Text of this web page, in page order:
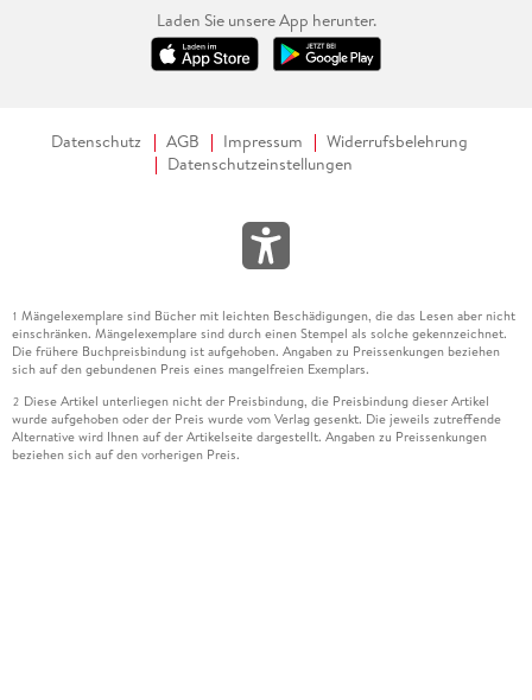
Laden Sie unsere App herunter.
Datenschutz AGB Impressum
Widerrufsbelehrung
Datenschutzeinstellungen
1 Mängelexemplare sind Bücher mit leichten Beschädigungen, die das Lesen aber nicht
einschränken. Mängelexemplare sind durch einen Stempel als solche gekennzeichnet.
Die frühere Buchpreisbindung ist aufgehoben. Angaben zu Preissenkungen beziehen
sich auf den gebundenen Preis eines mangelfreien Exemplars.
2 Diese Artikel unterliegen nicht der Preisbindung, die Preisbindung dieser Artikel
wurde aufgehoben oder der Preis wurde vom Verlag gesenkt. Die jeweils zutreffende
Alternative wird Ihnen auf der Artikelseite dargestellt. Angaben zu Preissenkungen
beziehen sich auf den vorherigen Preis.